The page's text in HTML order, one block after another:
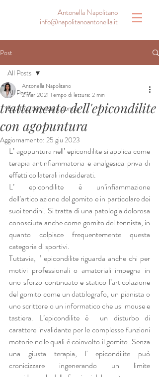
Antonella Napolitano
info@napolitanoantonella.it
Post
All Posts
Estetica benessere donna
All Posts
trattamento dell'epicondilite
con agopuntura
Antonella Napolitano
2 mar 2021 Tempo di lettura: 2 min
Aggiornamento: 25 giu 2023
L’ agopuntura nell’ epicondilite si applica come
terapia antinfiammatoria e analgesica priva di
effetti collaterali indesiderati.
L’ epicondilite è un’infiammazione
dell’articolazione del gomito e in particolare dei
suoi tendini. Si tratta di una patologia dolorosa
conosciuta anche come gomito del tennista, in
quanto colpisce frequentemente questa
categoria di sportivi.
Tuttavia, l’ epicondilite riguarda anche chi per
motivi professionali o amatoriali impegna in
uno sforzo continuato e statico l’articolazione
del gomito come un dattilografo, un pianista o
uno scrittore o un informatico che usi mouse e
tastiera. L’epicondilite è  un disturbo di
carattere invalidante per le complesse funzioni
motorie nelle quali è coinvolto il gomito. Senza
una giusta terapia, l' epicondilite può
cronicizzare ingenerando un limite